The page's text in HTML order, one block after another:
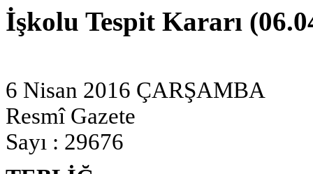
İşkolu Tespit Kararı
6 Nisan 2016 ÇARŞAMBA
Resmî Gazete
Sayı : 29676